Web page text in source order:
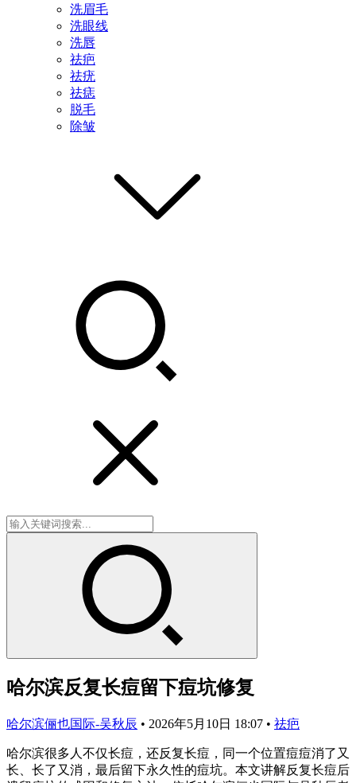
洗眉毛
洗眼线
洗唇
祛疤
祛疣
祛痣
脱毛
除皱
哈尔滨反复长痘留下痘坑修复
哈尔滨俪也国际-吴秋辰 • 2026年5月10日 18:07 • 祛疤
哈尔滨很多人不仅长痘，还反复长痘，同一个位置痘痘消了又
长、长了又消，最后留下永久性的痘坑。本文讲解反复长痘后